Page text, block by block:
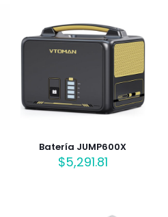
Batería JUMP600X
$5,291.81